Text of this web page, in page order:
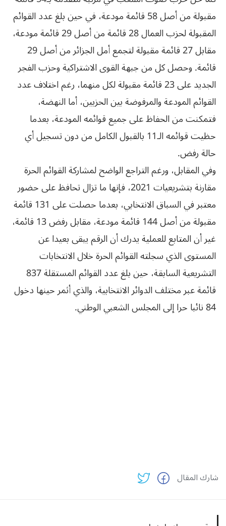
مقبولة من أصل 58 قائمة مودعة، في حين بلغ عدد القوائم
المقبولة لحزب العمال 28 قائمة من أصل 29 قائمة مودعة،
مقابل 27 قائمة مقبولة لتجمع أمل الجزائر من أصل 29
قائمة. وحصل كل من جبهة القوى الاشتراكية وحزب الفجر
الجديد على 23 قائمة مقبولة لكل منهما، رغم اختلاف عدد
القوائم المودعة والمرفوضة بين الحزبين، أما النهضة،
فتمكنت من الحفاظ على جميع قوائمه المودعة، بعدما
حظيت قوائمه الـ11 بالقبول الكامل من دون تسجيل أي
حالة رفض.
وفي المقابل، ورغم التراجع الواضح لمشاركة القوائم الحرة
مقارنة بتشريعيات 2021، فإنها ما تزال تحافظ على حضور
معتبر في السباق الانتخابي، بعدما حصلت على 131 قائمة
مقبولة من أصل 144 قائمة مودعة، مقابل رفض 13 قائمة،
غير أن المتابع للعملية يدرك أن الرقم يبقى بعيدا عن
المستوى الذي سجلته القوائم الحرة خلال الانتخابات
التشريعية السابقة، حين بلغ عدد القوائم المستقلة 837
قائمة عبر مختلف الدوائر الانتخابية، والذي أثمر حينها دخول
84 نائبا حرا إلى المجلس الشعبي الوطني.
شارك المقال